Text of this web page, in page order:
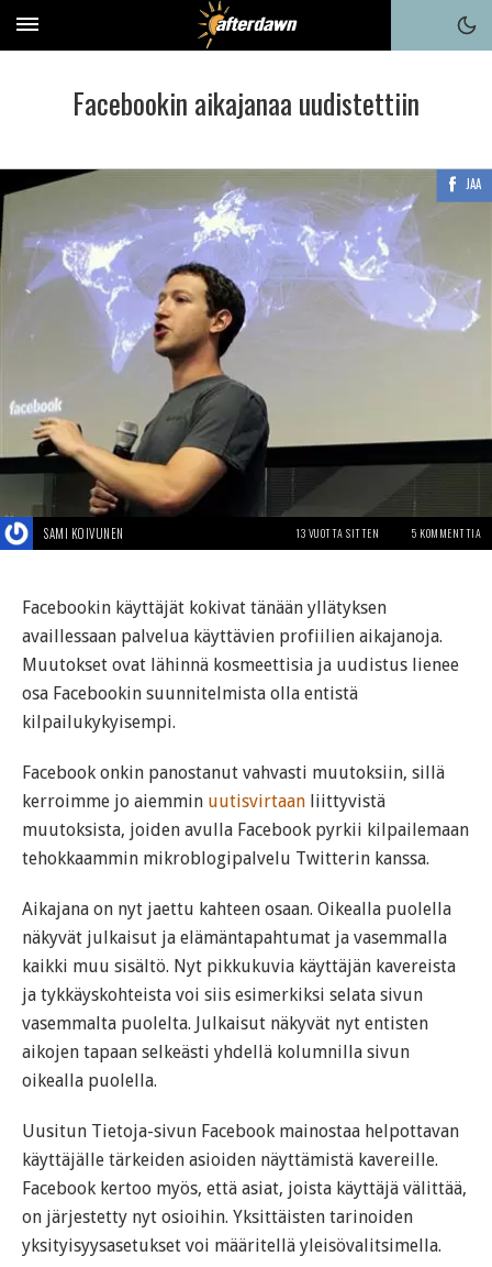
Facebookin aikajanaa uudistettiin
JAA
SAMI KOIVUNEN 13 VUOTTA SITTEN 5 KOMMENTTIA
Facebookin käyttäjät kokivat tänään yllätyksen
availlessaan palvelua käyttävien profiilien aikajanoja.
Muutokset ovat lähinnä kosmeettisia ja uudistus lienee
osa Facebookin suunnitelmista olla entistä
kilpailukykyisempi.
Facebook onkin panostanut vahvasti muutoksiin, sillä
kerroimme jo aiemmin uutisvirtaan liittyvistä
muutoksista, joiden avulla Facebook pyrkii kilpailemaan
tehokkaammin mikroblogipalvelu Twitterin kanssa.
Aikajana on nyt jaettu kahteen osaan. Oikealla puolella
näkyvät julkaisut ja elämäntapahtumat ja vasemmalla
kaikki muu sisältö. Nyt pikkukuvia käyttäjän kavereista
ja tykkäyskohteista voi siis esimerkiksi selata sivun
vasemmalta puolelta. Julkaisut näkyvät nyt entisten
aikojen tapaan selkeästi yhdellä kolumnilla sivun
oikealla puolella.
Uusitun Tietoja-sivun Facebook mainostaa helpottavan
käyttäjälle tärkeiden asioiden näyttämistä kavereille.
Facebook kertoo myös, että asiat, joista käyttäjä välittää,
on järjestetty nyt osioihin. Yksittäisten tarinoiden
yksityisyysasetukset voi määritellä yleisövalitsimella.